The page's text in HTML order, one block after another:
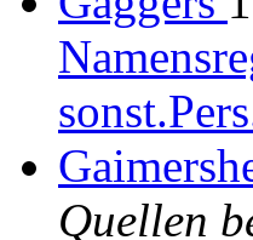
Quellen